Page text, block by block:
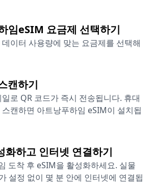
임eSIM 요금제 선택하기
이터 사용량에 맞는 요금제를 선택해
캔하기
로 QR 코드가 즉시 전송됩니다. 휴대
캔하면 아트낭푸하임 eSIM이 설치됩
화하고 인터넷 연결하기
도착 후 eSIM을 활성화하세요. 실물
설정 없이 몇 분 안에 인터넷에 연결됩